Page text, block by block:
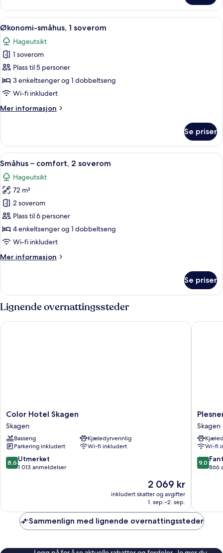
–
standard,
2
Åpne
alle
bildene
av
Økonomi-
småhus,
1
Økonomi-småhus, 1 soverom |
10
Økonomi-småhus, 1 soverom
Hageutsikt
1 soverom
Plass til 5 personer
3 enkeltsenger og 1 dobbeltseng
Wi-fi inkludert
Mer informasjon
Mer
småhus,
soverom
Se priser
Åpne
alle
bildene
av
Småhus
–
comfort,
2
Småhus – comfort, 2 soverom |
10
Småhus – comfort, 2 soverom
Hageutsikt
72 m²
2 soverom
Plass til 6 personer
4 enkeltsenger og 1 dobbeltseng
Wi-fi inkludert
Mer informasjon
Mer
–
2
Se priser
Lignende overnattingssteder
Color
Hotel
Skagen
Skagen
Color Hotel Skagen
Skagen
Basseng
Kjæledyrvennlig
Parkering inkludert
Wi-fi inkludert
8.6
av
8,6 Utmerket
1 013 anmeldelser
Prisen
er
2 069 kr
2 069 kr
inkludert skatter og avgifter
1. sep.–2. sep.
Color Hotel Skagen
Plesners
Skagen
Skagen
Wi-fi
9.0
av
9,0
866
Sammenlign med lignende overnattingssteder